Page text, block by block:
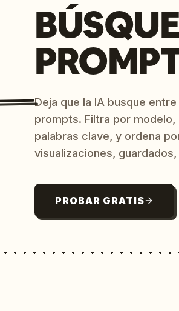
Deja que la IA busque
prompts. Filtra por
palabras clave, y ordena
visualizaciones,
PROBAR GRATIS